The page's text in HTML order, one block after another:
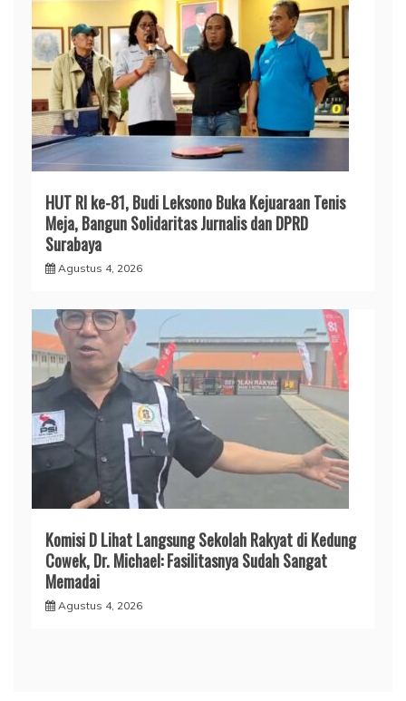
HUT RI ke-81, Budi Leksono Buka Kejuaraan Tenis
Meja, Bangun Solidaritas Jurnalis dan DPRD
Surabaya
Agustus 4, 2026
Komisi D Lihat Langsung Sekolah Rakyat di Kedung
Cowek, Dr. Michael: Fasilitasnya Sudah Sangat
Memadai
Agustus 4, 2026